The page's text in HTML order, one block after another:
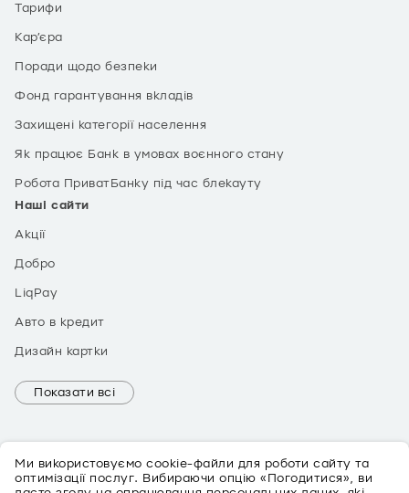
Ми використовуємо cookie-файли для роботи сайту та
оптимізації послуг. Вибираючи опцію «Погодитися», ви
Тарифи
Кар’єра
Поради щодо безпеки
Фонд гарантування вкладів
Захищені категорії населення
Як працює Банк в умовах воєнного стану
Робота ПриватБанку під час блекауту
Наші сайти
Акції
Добро
LiqPay
Авто в кредит
Дизайн картки
Показати всі